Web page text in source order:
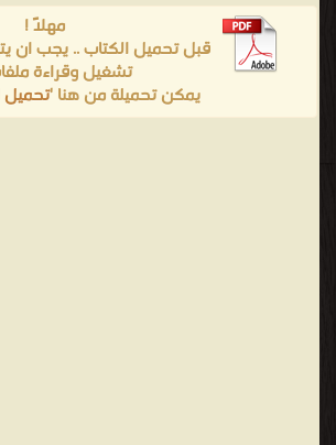
مهلاً !
قبل تحميل الكتاب .. يجب ان
تشغيل وقراءة
يمكن تحميلة من هنا 'تحميل